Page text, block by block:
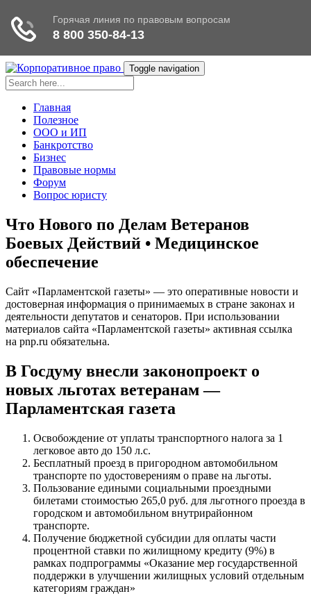
Toggle navigation
Главная
Полезное
ООО и ИП
Банкротство
Бизнес
Правовые нормы
Форум
Вопрос юристу
Что Нового по Делам Ветеранов
Боевых Действий • Медицинское
обеспечение
Сайт «Парламентской газеты» — это оперативные новости и
достоверная информация о принимаемых в стране законах и
деятельности депутатов и сенаторов. При использовании
материалов сайта «Парламентской газеты» активная ссылка
на pnp.ru обязательна.
В Госдуму внесли законопроект о
новых льготах ветеранам —
Парламентская газета
Освобождение от уплаты транспортного налога за 1
легковое авто до 150 л.с.
Бесплатный проезд в пригородном автомобильном
транспорте по удостоверениям о праве на льготы.
Пользование едиными социальными проездными
билетами стоимостью 265,0 руб. для льготного проезда в
городском и автомобильном внутрирайонном
транспорте.
Получение бюджетной субсидии для оплаты части
процентной ставки по жилищному кредиту (9%) в
рамках подпрограммы «Оказание мер государственной
поддержки в улучшении жилищных условий отдельным
категориям граждан»